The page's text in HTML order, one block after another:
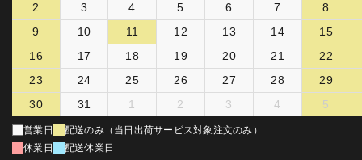
2
3 4 5 6 7
8
9
10 11 12 13 14
15
16
17 18 19 20 21
22
23
24 25 26 27 28
29
30
31 1 2 3 4 5
営業日
配送のみ（当日出荷サービス対象注文のみ）
休業日
配送休業日